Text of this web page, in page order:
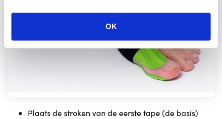
OK
Plaats de stroken van de eerste tape (de basis)